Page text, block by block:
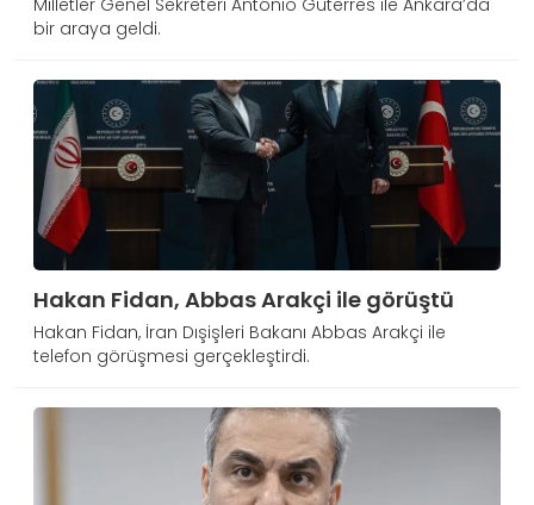
Milletler Genel Sekreteri António Guterres ile Ankara’da
bir araya geldi.
Hakan Fidan, Abbas Arakçi ile görüştü
Hakan Fidan, İran Dışişleri Bakanı Abbas Arakçi ile
telefon görüşmesi gerçekleştirdi.